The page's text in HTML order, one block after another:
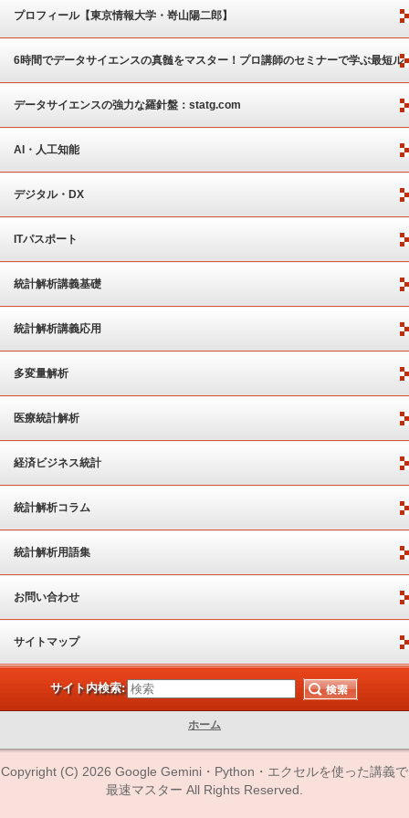
プロフィール【東京情報大学・嵜山陽二郎】
6時間でデータサイエンスの真髄をマスター！プロ講師のセミナーで学ぶ最短ル
ート
データサイエンスの強力な羅針盤：statg.com
AI・人工知能
デジタル・DX
ITパスポート
統計解析講義基礎
統計解析講義応用
多変量解析
医療統計解析
経済ビジネス統計
統計解析コラム
統計解析用語集
お問い合わせ
サイトマップ
サイト内検索:
ホーム
Copyright (C) 2026 Google Gemini・Python・エクセルを使った講義で
最速マスター All Rights Reserved.